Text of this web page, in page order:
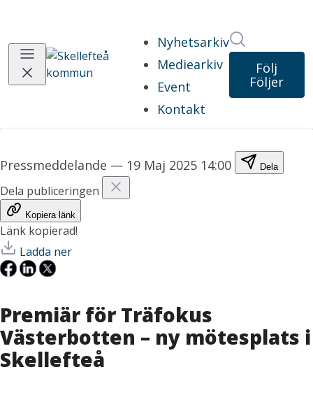
Nyhetsarkiv
Mediearkiv
Event
Kontakt
Följ
Följer
Pressmeddelande — 19 Maj 2025 14:00 Dela
Dela publiceringen
Kopiera länk
Länk kopierad!
Ladda ner
Premiär för Träfokus
Västerbotten – ny mötesplats i
Skellefteå